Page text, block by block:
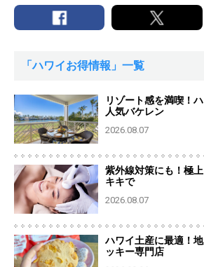
「ハワイお得情報」一覧
リゾート感を満喫！
人気バケレン
2026.08.07
紫外線対策にも！極
キキで
2026.08.07
ハワイ土産に最適！
ッキー専門店